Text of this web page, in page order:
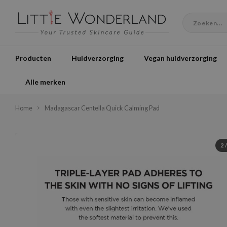
Producten Huidverzorging Vegan huidverzorging
Alle merken
Home Madagascar Centella Quick Calming Pad
2